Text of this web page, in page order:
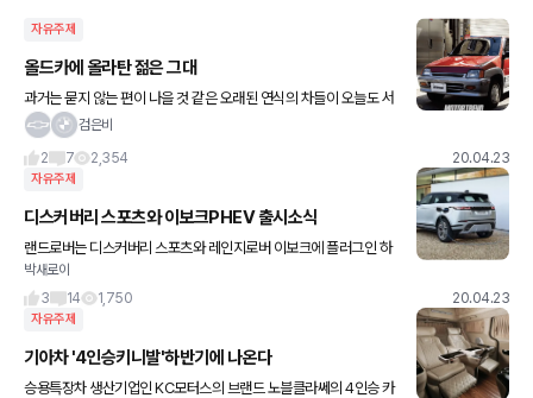
자유주제
올드카에 올라탄 젊은 그대
과거는 묻지 않는 편이 나을 것 같은 오래된 연식의 차들이 오늘도 서
울의 도로를 간신히 붙잡고 달린다. 꼬장꼬장하면서도 기품이 흐르는
검은비
2
7 2,354 20.04.23
자유주제
디스커버리 스포츠와 이보크PHEV 출시소식
랜드로버는 디스커버리 스포츠와 레인지로버 이보크에 플러그인 하
이브리드 모델을 추가한다고 발표했다. 배터리 전기차가 없는 랜드로
버지만, 유럽의 강력한 배출가스 규제에 대응하기 위해 전동화 모델
이 추가
박새로이
3
14 1,750 20.04.23
자유주제
기아차 '4인승키니발'하반기에 나온다
승용특장차 생산기업인 KC모터스의 브랜드 노블클라쎄의 4인승 카